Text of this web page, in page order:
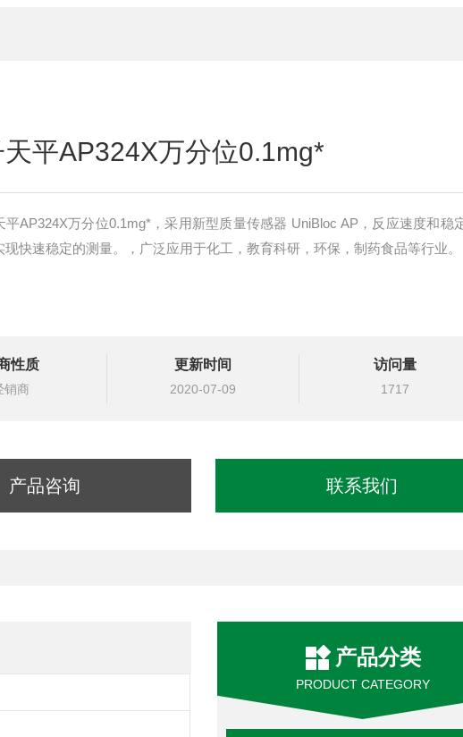
平AP324X万分位0.1mg*
平AP324X万分位0.1mg*，采用新型质量传感器 UniBloc AP，反应速度和稳
现快速稳定的测量。，广泛应用于化工，教育科研，环保，制药食品等行业。
性质
销商
更新时间
2020-07-09
访问量
1717
产品咨询 联系我们
产品分类
PRODUCT CATEGORY